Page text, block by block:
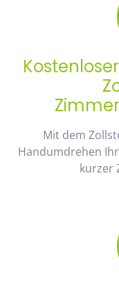
Mit dem
Handumdrehen
kurzer